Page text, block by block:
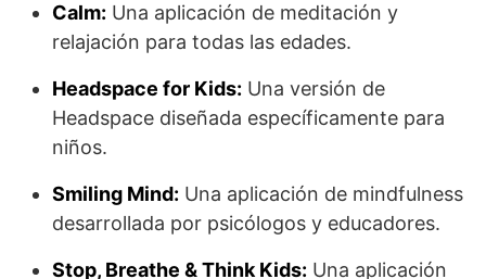
Calm: Una aplicación de meditación y
relajación para todas las edades.
Headspace for Kids: Una versión de
Headspace diseñada específicamente para
niños.
Smiling Mind: Una aplicación de mindfulness
desarrollada por psicólogos y educadores.
Stop, Breathe & Think Kids: Una aplicación